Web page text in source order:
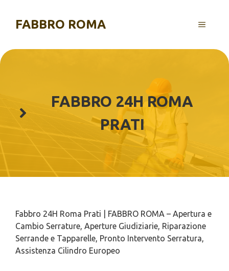
contenuto
FABBRO ROMA MENU
FABBRO 24H ROMA
PRATI
Fabbro 24H Roma Prati | FABBRO ROMA – Apertura e
Cambio Serrature, Aperture Giudiziarie, Riparazione
Serrande e Tapparelle, Pronto Intervento Serratura,
Assistenza Cilindro Europeo